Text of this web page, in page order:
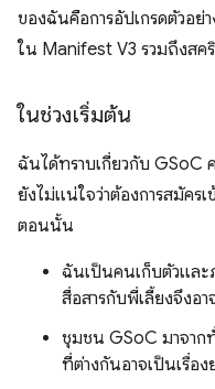
ของฉันคือการอัปเกรดตัวอ
ใน Manifest V3 รวมถึงสค
ในช่วงเริ่มต้น
ฉันได้ทราบเกี่ยวกับ GSoC
ยังไม่แน่ใจว่าต้องการสมัคร
ตอนนั้น
ฉันเป็นคนเก็บตัวแล
สื่อสารกับพี่เลี้ยงจึงอา
ชุมชน GSoC มาจาก
ที่ต่างกันอาจเป็นเรื่อง